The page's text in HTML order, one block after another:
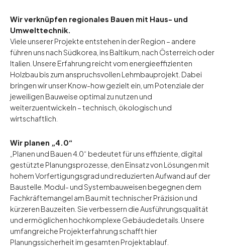
Wir verknüpfen regionales Bauen mit Haus- und
Umwelttechnik.
Viele unserer Projekte entstehen in der Region – andere
führen uns nach Südkorea, ins Baltikum, nach Österreich oder
Italien. Unsere Erfahrung reicht vom energieeffizienten
Holzbau bis zum anspruchsvollen Lehmbauprojekt. Dabei
bringen wir unser Know-how gezielt ein, um Potenziale der
jeweiligen Bauweise optimal zu nutzen und
weiterzuentwickeln – technisch, ökologisch und
wirtschaftlich.
Wir planen „4.0“
„Planen und Bauen 4.0“ bedeutet für uns effiziente, digital
gestützte Planungsprozesse, den Einsatz von Lösungen mit
hohem Vorfertigungsgrad und reduzierten Aufwand auf der
Baustelle. Modul- und Systembauweisen begegnen dem
Fachkräftemangel am Bau mit technischer Präzision und
kürzeren Bauzeiten. Sie verbessern die Ausführungsqualität
und ermöglichen hochkomplexe Gebäudedetails. Unsere
umfangreiche Projekterfahrung schafft hier
Planungssicherheit im gesamten Projektablauf.